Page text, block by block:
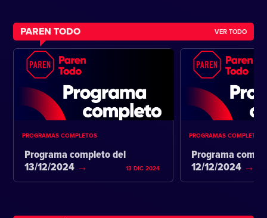
PAREN TODO VER TODO
PROGRAMAS COMPLETOS
Programa completo del
13/12/2024
13 DIC 2024
PROGRAMAS COMPLETOS
Programa
12/12/2024